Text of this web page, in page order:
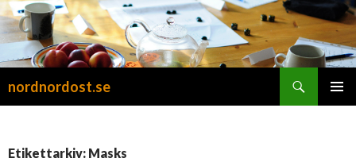
nordnordost.se
Etikettarkiv: Masks